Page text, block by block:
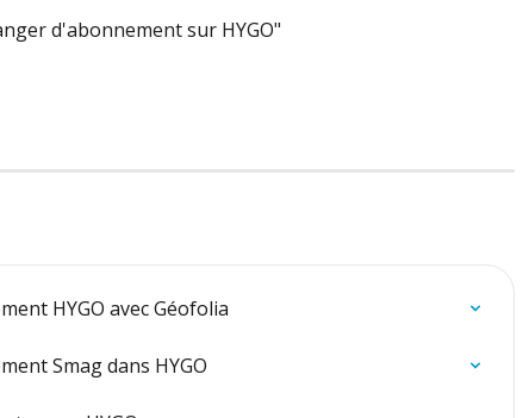
d'abonnement sur HYGO"
HYGO avec Géofolia
Smag dans HYGO